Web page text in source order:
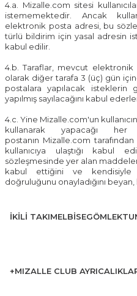
4.a. Mizalle.com sitesi
istememektedir. Ancak
elektronik posta adresi, bu
türlü bildirim için yasal adresin
kabul edilir.
4.b. Taraflar, mevcut elektronik
olarak diğer tarafa 3 (üç) gün
postalara yapılacak isteklerin
yapılmış sayılacağını kabul
4.c. Yine Mizalle.com'un
kullanarak yapacağı
postanın Mizalle.com
kullanıcıya ulaştığı kabul
sözleşmesinde yer alan
kabul ettiğini ve
doğruluğunu onayladığını
İKILI TAKIMELBISEGÖMLEK
+MIZALLE CLUB